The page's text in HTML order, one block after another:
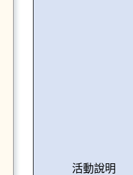
活動說明